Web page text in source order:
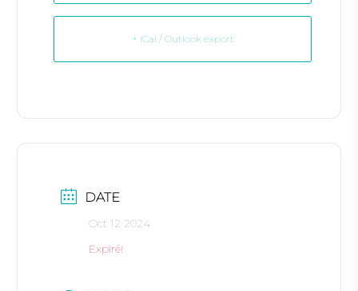
+ iCal / Outlook export
DATE
Oct 12 2024
Expiré!